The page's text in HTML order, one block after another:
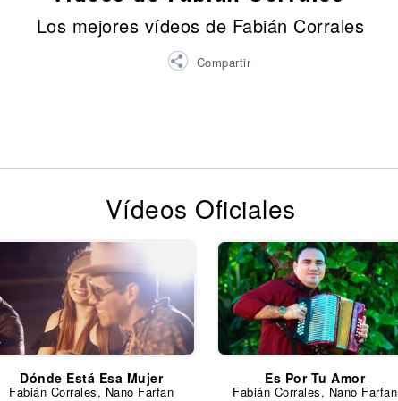
Los mejores vídeos de Fabián Corrales
Compartir
Vídeos Oficiales
Dónde Está Esa Mujer
Fabián Corrales, Nano Farfan
Es Por Tu Amor
Fabián Corrales, Nano Farfan